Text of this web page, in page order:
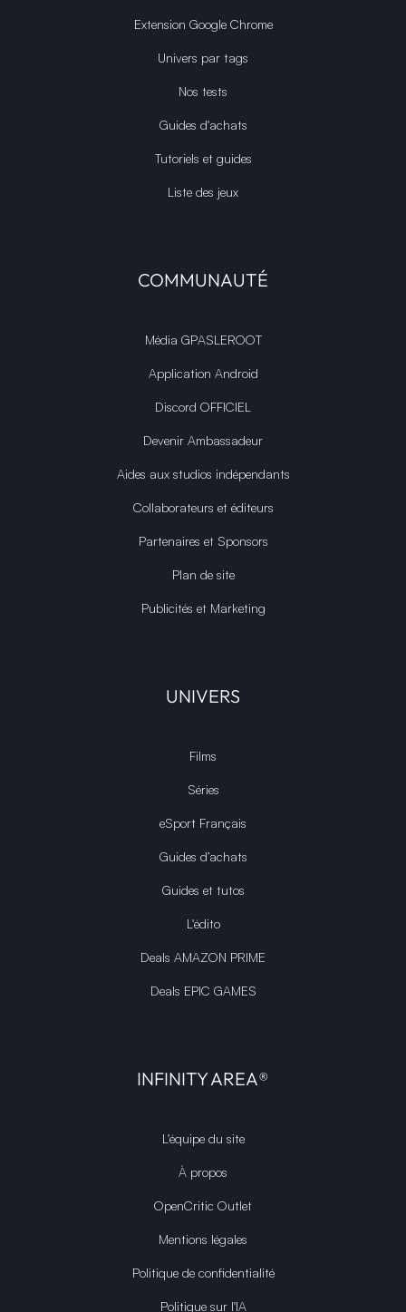
Extension Google Chrome
Univers par tags
Nos tests
Guides d'achats
Tutoriels et guides
Liste des jeux
COMMUNAUTÉ
Média GPASLEROOT
Application Android
Discord OFFICIEL
Devenir Ambassadeur
Aides aux studios indépendants
Collaborateurs et éditeurs
Partenaires et Sponsors
Plan de site
Publicités et Marketing
UNIVERS
Films
Séries
eSport Français
Guides d’achats
Guides et tutos
L'édito
Deals AMAZON PRIME
Deals EPIC GAMES
INFINITY AREA®
L'équipe du site
À propos
OpenCritic Outlet
Mentions légales
Politique de confidentialité
Politique sur l'IA